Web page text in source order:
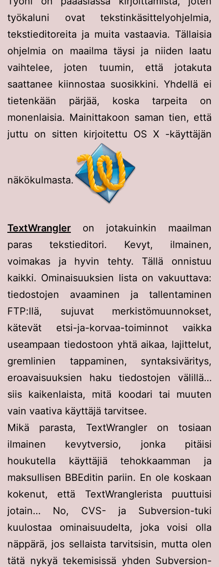
työkaluni ovat tekstinkäsittelyohjelmia,
tekstieditoreita ja muita vastaavia. Tällaisia
ohjelmia on maailma täysi ja niiden laatu
vaihtelee, joten tuumin, että jotakuta
saattanee kiinnostaa suosikkini. Yhdellä ei
tietenkään pärjää, koska tarpeita on
monenlaisia. Mainittakoon saman tien, että
juttu on sitten kirjoitettu OS X -käyttäjän
näkökulmasta.
TextWrangler on jotakuinkin maailman
paras tekstieditori. Kevyt, ilmainen,
voimakas ja hyvin tehty. Tällä onnistuu
kaikki. Ominaisuuksien lista on vakuuttava:
tiedostojen avaaminen ja tallentaminen
FTP:llä, sujuvat merkistömuunnokset,
kätevät etsi-ja-korvaa-toiminnot vaikka
useampaan tiedostoon yhtä aikaa, lajittelut,
gremlinien tappaminen, syntaksiväritys,
eroavaisuuksien haku tiedostojen välillä…
siis kaikenlaista, mitä koodari tai muuten
vain vaativa käyttäjä tarvitsee.
Mikä parasta, TextWrangler on tosiaan
ilmainen kevytversio, jonka pitäisi
houkutella käyttäjiä tehokkaamman ja
maksullisen BBEditin pariin. En ole koskaan
kokenut, että TextWranglerista puuttuisi
jotain… No, CVS- ja Subversion-tuki
kuulostaa ominaisuudelta, joka voisi olla
näppärä, jos sellaista tarvitsisin, mutta olen
tätä nykyä tekemisissä yhden Subversion-